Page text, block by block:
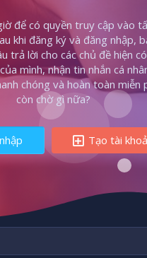
để có quyền truy cập vào
khi đăng ký và đăng nhập,
trả lời cho các chủ đề hiện
mình, nhận tin nhắn cá
chóng và hoàn toàn miễn
còn chờ gì nữa?
Tạo tài